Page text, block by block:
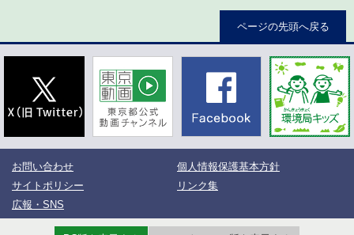
ページの先頭へ戻る
お問い合わせ
個人情報保護基本方針
サイトポリシー
リンク集
広報・SNS